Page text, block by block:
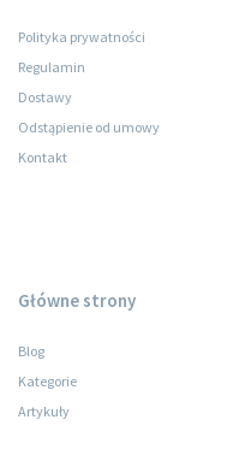
Polityka prywatności
Regulamin
Dostawy
Odstąpienie od umowy
Kontakt
Główne strony
Blog
Kategorie
Artykuły